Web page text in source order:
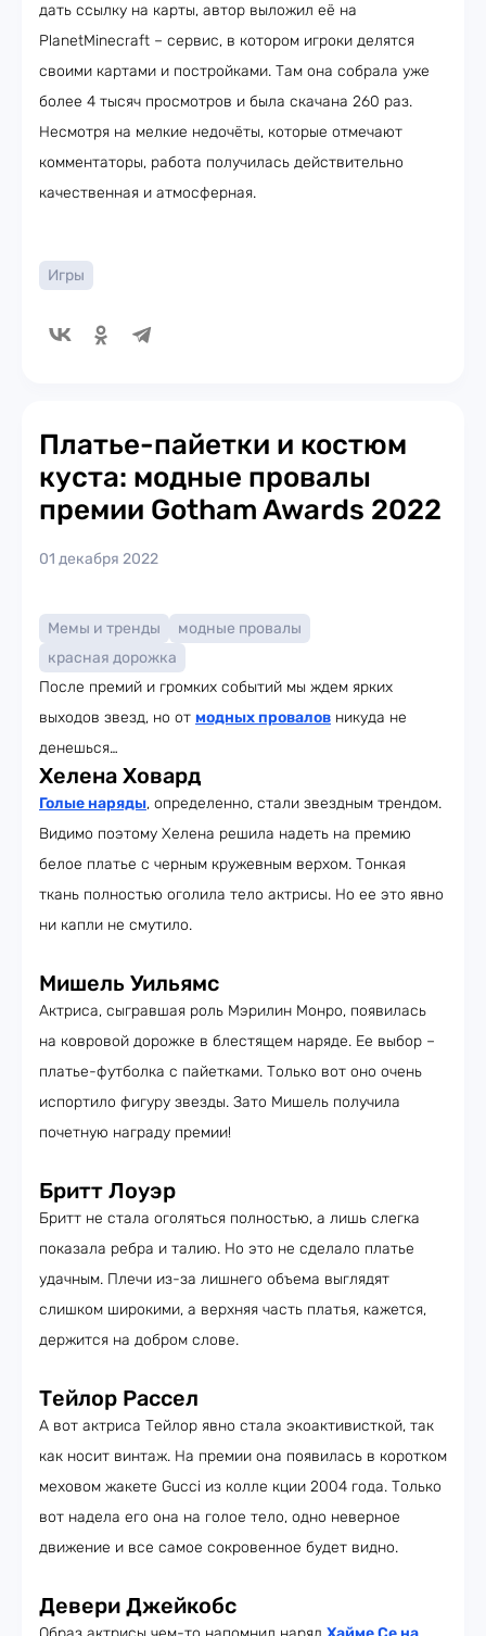
дать ссылку на карты, автор выложил её на
PlanetMinecraft – сервис, в котором игроки делятся
своими картами и постройками. Там она собрала уже
более 4 тысяч просмотров и была скачана 260 раз.
Несмотря на мелкие недочёты, которые отмечают
комментаторы, работа получилась действительно
качественная и атмосферная.
Игры
Платье-пайетки и костюм
куста: модные провалы
премии Gotham Awards 2022
01 декабря 2022
Мемы и тренды
модные провалы
красная дорожка
После премий и громких событий мы ждем ярких
выходов звезд, но от модных провалов никуда не
денешься…
Хелена Ховард
Голые наряды, определенно, стали звездным трендом.
Видимо поэтому Хелена решила надеть на премию
белое платье с черным кружевным верхом. Тонкая
ткань полностью оголила тело актрисы. Но ее это явно
ни капли не смутило.
Мишель Уильямс
Актриса, сыгравшая роль Мэрилин Монро, появилась
на ковровой дорожке в блестящем наряде. Ее выбор –
платье-футболка с пайетками. Только вот оно очень
испортило фигуру звезды. Зато Мишель получила
почетную награду премии!
Бритт Лоуэр
Бритт не стала оголяться полностью, а лишь слегка
показала ребра и талию. Но это не сделало платье
удачным. Плечи из-за лишнего объема выглядят
слишком широкими, а верхняя часть платья, кажется,
держится на добром слове.
Тейлор Рассел
А вот актриса Тейлор явно стала экоактивисткой, так
как носит винтаж. На премии она появилась в коротком
меховом жакете Gucci из колле кции 2004 года. Только
вот надела его она на голое тело, одно неверное
движение и все самое сокровенное будет видно.
Девери Джейкобс